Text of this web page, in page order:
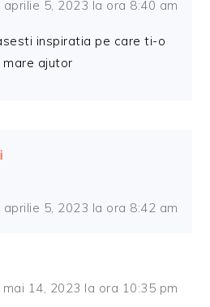
aprilie 5, 2023 la ora 8:40 am
inspiratia pe care ti-o
ajutor
aprilie 5, 2023 la ora 8:42 am
mai 14, 2023 la ora 10:35 pm